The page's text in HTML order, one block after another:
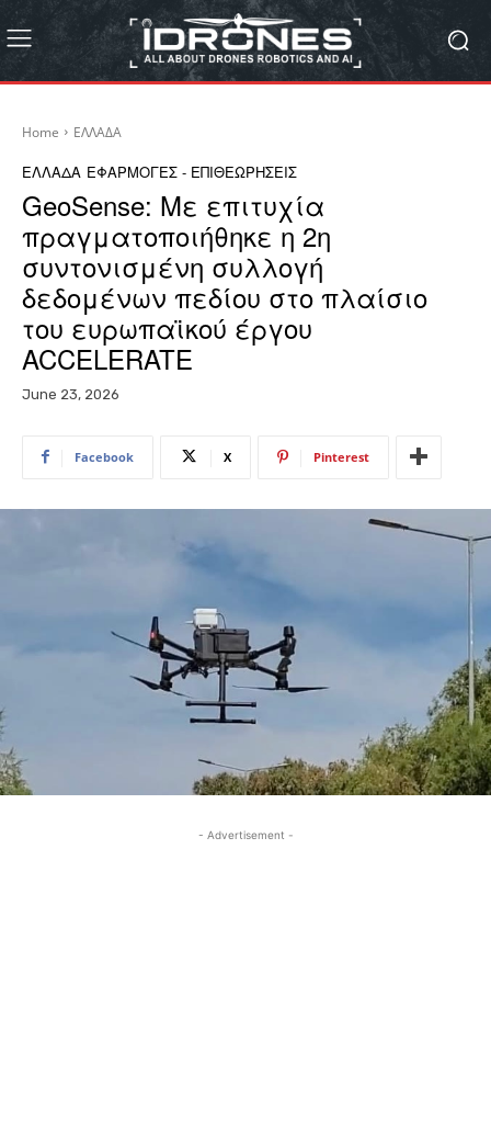
Home ΕΛΛΑΔΑ
ΕΛΛΑΔΑ ΕΦΑΡΜΟΓΕΣ - ΕΠΙΘΕΩΡΗΣΕΙΣ
GeoSense: Με επιτυχία
πραγματοποιήθηκε η 2η
συντονισμένη συλλογή
δεδομένων πεδίου στο πλαίσιο
του ευρωπαϊκού έργου
ACCELERATE
June 23, 2026
Facebook X Pinterest
- Advertisement -